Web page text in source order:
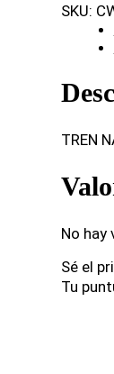
SKU:
TREN
No hay
Sé el
Tu